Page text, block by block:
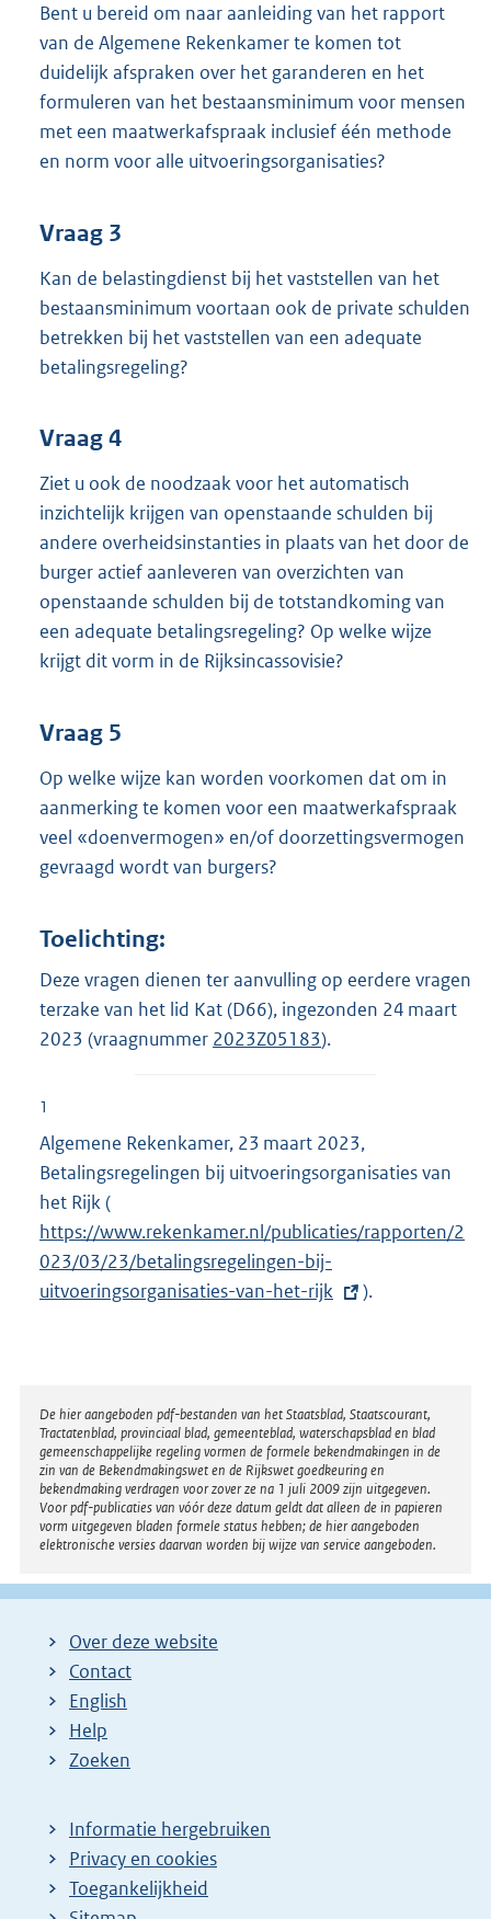
Bent u bereid om naar aanleiding van het rapport
van de Algemene Rekenkamer te komen tot
duidelijk afspraken over het garanderen en het
formuleren van het bestaansminimum voor mensen
met een maatwerkafspraak inclusief één methode
en norm voor alle uitvoeringsorganisaties?
Vraag 3
Kan de belastingdienst bij het vaststellen van het
bestaansminimum voortaan ook de private schulden
betrekken bij het vaststellen van een adequate
betalingsregeling?
Vraag 4
Ziet u ook de noodzaak voor het automatisch
inzichtelijk krijgen van openstaande schulden bij
andere overheidsinstanties in plaats van het door de
burger actief aanleveren van overzichten van
openstaande schulden bij de totstandkoming van
een adequate betalingsregeling? Op welke wijze
krijgt dit vorm in de Rijksincassovisie?
Vraag 5
Op welke wijze kan worden voorkomen dat om in
aanmerking te komen voor een maatwerkafspraak
veel «doenvermogen» en/of doorzettingsvermogen
gevraagd wordt van burgers?
Toelichting:
Deze vragen dienen ter aanvulling op eerdere vragen
terzake van het lid Kat (D66), ingezonden 24 maart
2023 (vraagnummer 2023Z05183).
1
Algemene Rekenkamer, 23 maart 2023,
Betalingsregelingen bij uitvoeringsorganisaties van
het Rijk (
x
t
e
l
i
n
k
:
https://www.rekenkamer.nl/publicaties/rapporten/2
023/03/23/betalingsregelingen-bij-
uitvoeringsorganisaties-van-het-rijk
).
Disclaimer
De hier aangeboden pdf-bestanden van het Staatsblad, Staatscourant,
Tractatenblad, provinciaal blad, gemeenteblad, waterschapsblad en blad
gemeenschappelijke regeling vormen de formele bekendmakingen in de
zin van de Bekendmakingswet en de Rijkswet goedkeuring en
bekendmaking verdragen voor zover ze na 1 juli 2009 zijn uitgegeven.
Voor pdf-publicaties van vóór deze datum geldt dat alleen de in papieren
vorm uitgegeven bladen formele status hebben; de hier aangeboden
elektronische versies daarvan worden bij wijze van service aangeboden.
Over deze website
Contact
English
Help
Zoeken
Informatie hergebruiken
Privacy en cookies
Toegankelijkheid